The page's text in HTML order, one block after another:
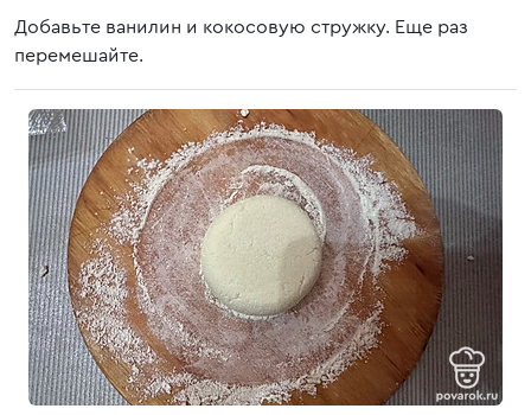
Добавьте ванилин и кокосовую стружку. Еще раз
перемешайте.